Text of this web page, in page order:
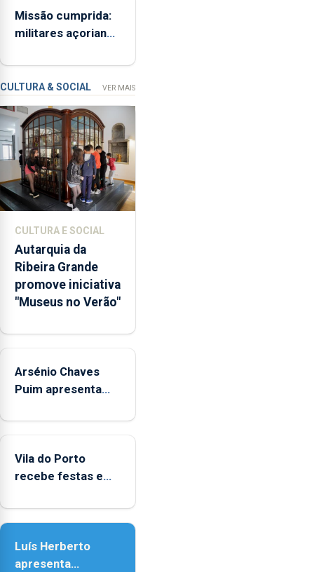
iniciativa
“Museus
Verão”,
que
garante
a
abertura
dos
museus
e
núcleos
integrados
na
Rede
Municipal
de
aos
durante
o
de
entre
as
e
as
18h00.
ME
Missão cumprida:
militares açorianos
missão na Roménia
CULTURA & SOCIAL VER MAIS
CULTURA E SOCIAL
Autarquia da
Ribeira Grande
promove iniciativa
"Museus no Verão"
Arsénio Chaves
Puim apresenta
de Vila do Porto
Vila do Porto
recebe festas em
Senhora da
Luís Herberto
apresenta